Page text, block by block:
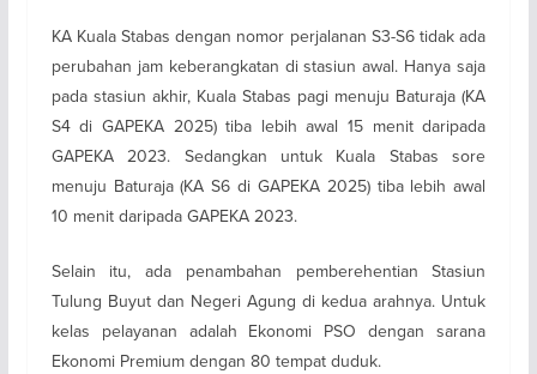
KA Kuala Stabas dengan nomor perjalanan S3-S6 tidak ada
perubahan jam keberangkatan di stasiun awal. Hanya saja
pada stasiun akhir, Kuala Stabas pagi menuju Baturaja (KA
S4 di GAPEKA 2025) tiba lebih awal 15 menit daripada
GAPEKA 2023. Sedangkan untuk Kuala Stabas sore
menuju Baturaja (KA S6 di GAPEKA 2025) tiba lebih awal
10 menit daripada GAPEKA 2023.
Selain itu, ada penambahan pemberehentian Stasiun
Tulung Buyut dan Negeri Agung di kedua arahnya. Untuk
kelas pelayanan adalah Ekonomi PSO dengan sarana
Ekonomi Premium dengan 80 tempat duduk.